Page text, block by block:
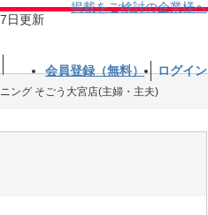
日更新
掲載をご検討の企業様へ
会員登録（無料） ログイン
ング そごう大宮店(主婦・主夫)